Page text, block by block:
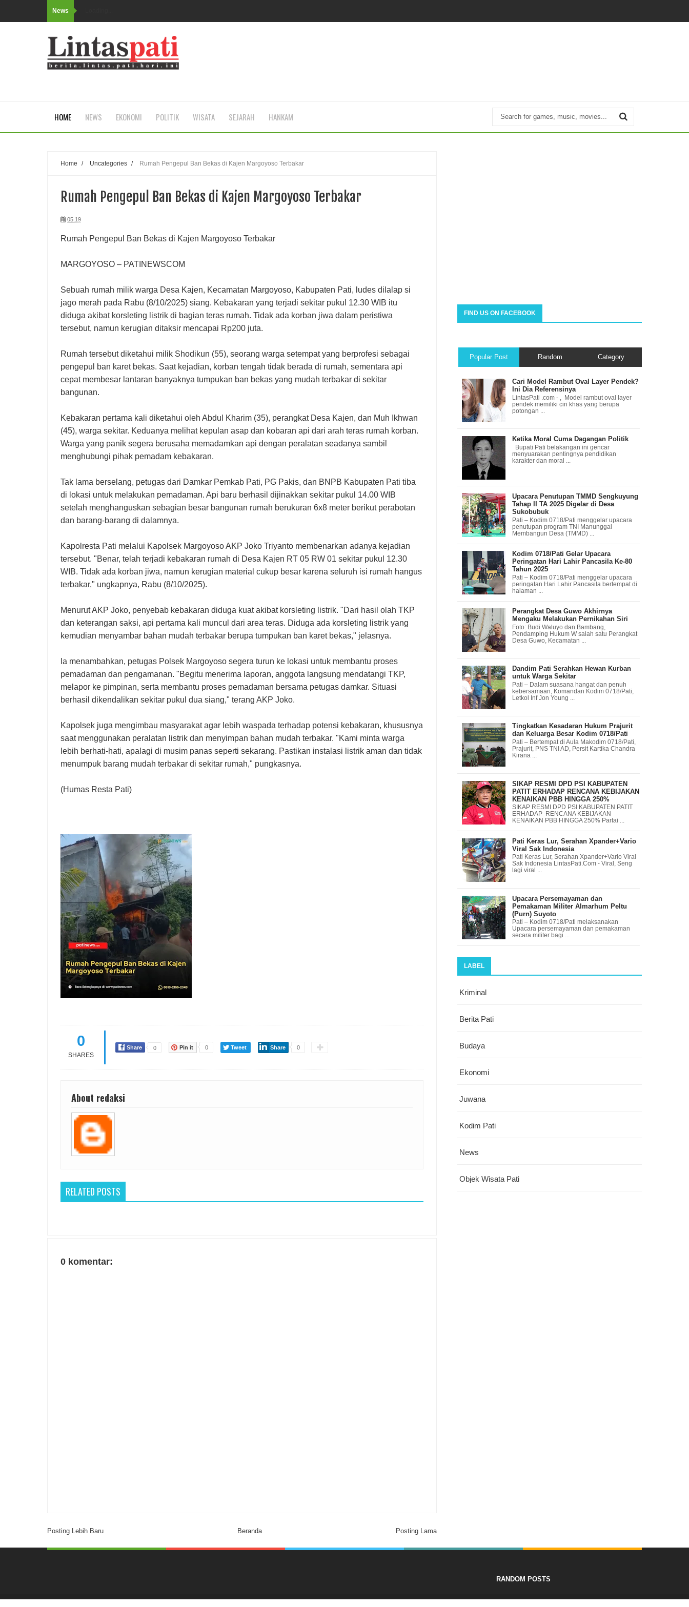
News
HOME NEWS EKONOMI POLITIK WISATA SEJARAH HANKAM
Home / Uncategories / Rumah Pengepul Ban Bekas di Kajen Margoyoso Terbakar
Rumah Pengepul Ban Bekas di Kajen Margoyoso Terbakar
05.19
Rumah Pengepul Ban Bekas di Kajen Margoyoso Terbakar
MARGOYOSO – PATINEWSCOM
Sebuah rumah milik warga Desa Kajen, Kecamatan Margoyoso, Kabupaten Pati, ludes dilalap si
jago merah pada Rabu (8/10/2025) siang. Kebakaran yang terjadi sekitar pukul 12.30 WIB itu
diduga akibat korsleting listrik di bagian teras rumah. Tidak ada korban jiwa dalam peristiwa
tersebut, namun kerugian ditaksir mencapai Rp200 juta.
Rumah tersebut diketahui milik Shodikun (55), seorang warga setempat yang berprofesi sebagai
pengepul ban karet bekas. Saat kejadian, korban tengah tidak berada di rumah, sementara api
cepat membesar lantaran banyaknya tumpukan ban bekas yang mudah terbakar di sekitar
bangunan.
Kebakaran pertama kali diketahui oleh Abdul Kharim (35), perangkat Desa Kajen, dan Muh Ikhwan
(45), warga sekitar. Keduanya melihat kepulan asap dan kobaran api dari arah teras rumah korban.
Warga yang panik segera berusaha memadamkan api dengan peralatan seadanya sambil
menghubungi pihak pemadam kebakaran.
Tak lama berselang, petugas dari Damkar Pemkab Pati, PG Pakis, dan BNPB Kabupaten Pati tiba
di lokasi untuk melakukan pemadaman. Api baru berhasil dijinakkan sekitar pukul 14.00 WIB
setelah menghanguskan sebagian besar bangunan rumah berukuran 6x8 meter berikut perabotan
dan barang-barang di dalamnya.
Kapolresta Pati melalui Kapolsek Margoyoso AKP Joko Triyanto membenarkan adanya kejadian
tersebut. "Benar, telah terjadi kebakaran rumah di Desa Kajen RT 05 RW 01 sekitar pukul 12.30
WIB. Tidak ada korban jiwa, namun kerugian material cukup besar karena seluruh isi rumah hangus
terbakar," ungkapnya, Rabu (8/10/2025).
Menurut AKP Joko, penyebab kebakaran diduga kuat akibat korsleting listrik. "Dari hasil olah TKP
dan keterangan saksi, api pertama kali muncul dari area teras. Diduga ada korsleting listrik yang
kemudian menyambar bahan mudah terbakar berupa tumpukan ban karet bekas," jelasnya.
Ia menambahkan, petugas Polsek Margoyoso segera turun ke lokasi untuk membantu proses
pemadaman dan pengamanan. "Begitu menerima laporan, anggota langsung mendatangi TKP,
melapor ke pimpinan, serta membantu proses pemadaman bersama petugas damkar. Situasi
berhasil dikendalikan sekitar pukul dua siang," terang AKP Joko.
Kapolsek juga mengimbau masyarakat agar lebih waspada terhadap potensi kebakaran, khususnya
saat menggunakan peralatan listrik dan menyimpan bahan mudah terbakar. "Kami minta warga
lebih berhati-hati, apalagi di musim panas seperti sekarang. Pastikan instalasi listrik aman dan tidak
menumpuk barang mudah terbakar di sekitar rumah," pungkasnya.
(Humas Resta Pati)
0
SHARES
Share 0 Pin it 0 Tweet Share 0
About redaksi
RELATED POSTS
0 komentar:
Posting Lebih Baru Posting Lama
Beranda
FIND US ON FACEBOOK
Popular Post Random Category
Cari Model Rambut Oval Layer Pendek?
Ini Dia Referensinya
LintasPati .com - , Model rambut oval layer
pendek memiliki ciri khas yang berupa
potongan ...
Ketika Moral Cuma Dagangan Politik
Bupati Pati belakangan ini gencar
menyuarakan pentingnya pendidikan
karakter dan moral ...
Upacara Penutupan TMMD Sengkuyung
Tahap II TA 2025 Digelar di Desa
Sukobubuk
Pati – Kodim 0718/Pati menggelar upacara
penutupan program TNI Manunggal
Membangun Desa (TMMD) ...
Kodim 0718/Pati Gelar Upacara
Peringatan Hari Lahir Pancasila Ke-80
Tahun 2025
Pati – Kodim 0718/Pati menggelar upacara
peringatan Hari Lahir Pancasila bertempat di
halaman ...
Perangkat Desa Guwo Akhirnya
Mengaku Melakukan Pernikahan Siri
Foto: Budi Waluyo dan Bambang,
Pendamping Hukum W salah satu Perangkat
Desa Guwo, Kecamatan ...
Dandim Pati Serahkan Hewan Kurban
untuk Warga Sekitar
Pati – Dalam suasana hangat dan penuh
kebersamaan, Komandan Kodim 0718/Pati,
Letkol Inf Jon Young ...
Tingkatkan Kesadaran Hukum Prajurit
dan Keluarga Besar Kodim 0718/Pati
Pati – Bertempat di Aula Makodim 0718/Pati,
Prajurit, PNS TNI AD, Persit Kartika Chandra
Kirana ...
SIKAP RESMI DPD PSI KABUPATEN
PATIT ERHADAP RENCANA KEBIJAKAN
KENAIKAN PBB HINGGA 250%
SIKAP RESMI DPD PSI KABUPATEN PATIT
ERHADAP RENCANA KEBIJAKAN
KENAIKAN PBB HINGGA 250% Partai ...
Pati Keras Lur, Serahan Xpander+Vario
Viral Sak Indonesia
Pati Keras Lur, Serahan Xpander+Vario Viral
Sak Indonesia LintasPati.Com - Viral, Seng
lagi viral ...
Upacara Persemayaman dan
Pemakaman Militer Almarhum Peltu
(Purn) Suyoto
Pati – Kodim 0718/Pati melaksanakan
Upacara persemayaman dan pemakaman
secara militer bagi ...
LABEL
Kriminal
Berita Pati
Budaya
Ekonomi
Juwana
Kodim Pati
News
Objek Wisata Pati
RANDOM POSTS